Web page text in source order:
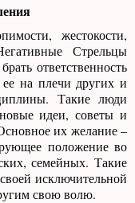
жестокости,
Стрельцы
ответственность
ее на плечи других и
Такие люди
новые идеи, советы и
их желание –
положение во
семейных. Такие
исключительной
свою волю.